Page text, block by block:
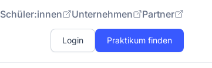
Schüler:innen Unternehmen Partner
Login Praktikum finden